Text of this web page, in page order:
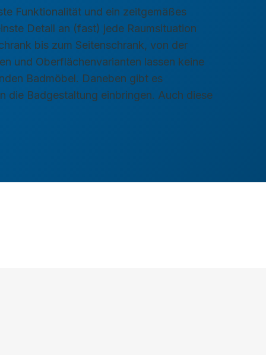
Funktionalität und ein zeitgemäßes
Detail an (fast) jede Raumsituation
bis zum Seitenschrank, von der
und Oberflächenvarianten lassen keine
Badmöbel. Daneben gibt es
die Badgestaltung einbringen. Auch diese